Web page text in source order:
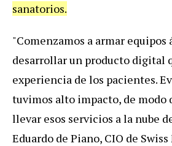
sanatorios.
"Comenzamos a armar equipos
desarrollar un producto digital
experiencia de los pacientes.
tuvimos alto impacto, de modo
llevar esos servicios a la nube
Eduardo de Piano, CIO de